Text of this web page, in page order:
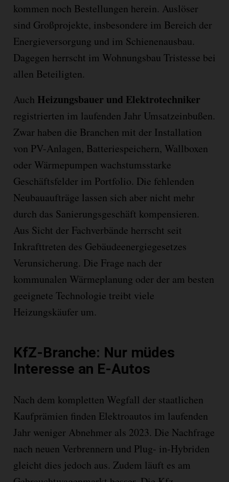
kommen noch Bestellungen herein. Auslöser
sind Großprojekte, insbesondere im Bereich der
Energieversorgung und im Schienenausbau.
Dagegen herrscht im Wohnungsbau Tristesse bei
allen Beteiligten.
Auch Heizungsbauer und Elektrotechniker
registrierten im laufenden Jahr Umsatzeinbußen.
Zwar haben die Branchen mit der Installation
von PV-Anlagen, Batteriespeichern, Wallboxen
oder Wärmepumpen wachstumsstarke
Geschäftsfelder im Portfolio. Die fehlenden
Neubauaufträge lassen sich aber nicht mehr
durch das Sanierungsgeschäft kompensieren.
Aus Sicht der Fachverbände herrscht seit
Inkrafttreten des Gebäudeenergiegesetzes
Verunsicherung. Die Frage nach der
kommunalen Wärmeplanung oder der am besten
geeignete Technologie treibt viele
Heizungskäufer um.
KfZ-Branche: Nur müdes
Interesse an E-Autos
Nach dem kompletten Wegfall der staatlichen
Kaufprämien finden Elektroautos im laufenden
Jahr weniger Abnehmer als 2023. Die Nachfrage
nach neuen Verbrennern und Plug- in-Hybriden
gleicht dies jedoch aus. Zudem läuft es am